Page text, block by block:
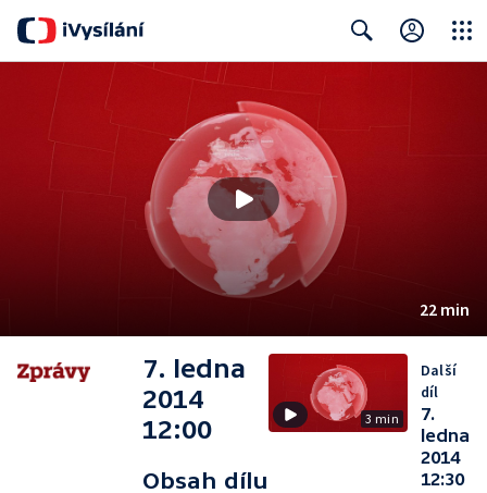
22 min
7. ledna
2014
12:00
Obsah dílu
3 min
Další
díl
7.
ledna
2014
12:30